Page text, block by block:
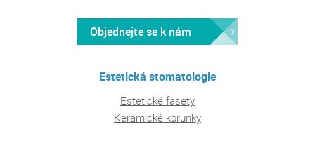
Objednejte se k nám
Estetická stomatologie
Estetické fasety
Keramické korunky